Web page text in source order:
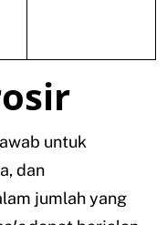
untuk
dan
jumlah yang